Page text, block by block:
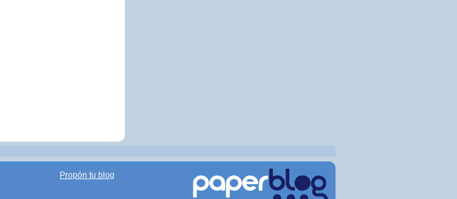
Propón tu blog